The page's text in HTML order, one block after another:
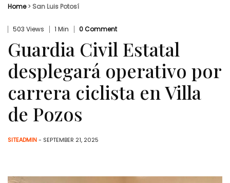
Home> San Luis Potosí
503 Views 1 Min 0 Comment
Guardia Civil Estatal
desplegará operativo por
carrera ciclista en Villa
de Pozos
SITEADMIN- SEPTEMBER 21, 2025